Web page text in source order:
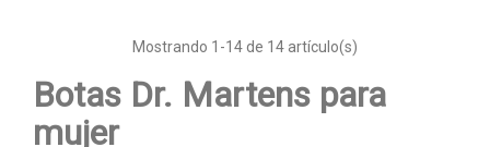
Mostrando 1 -14 de 14 artículo(s)
Botas Dr. Martens para
mujer